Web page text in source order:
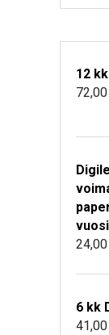
12 kk
72,00
24,00
6 kk
41,00